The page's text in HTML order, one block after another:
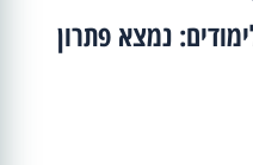
נמצא פתרון